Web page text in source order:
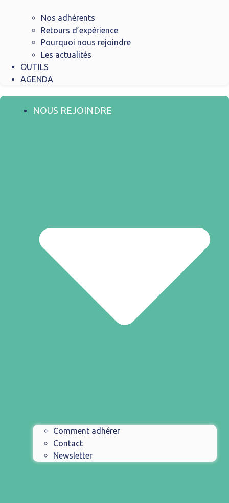
Nos adhérents
Retours d’expérience
Pourquoi nous rejoindre
Les actualités
OUTILS
AGENDA
NOUS REJOINDRE
Comment adhérer
Contact
Newsletter